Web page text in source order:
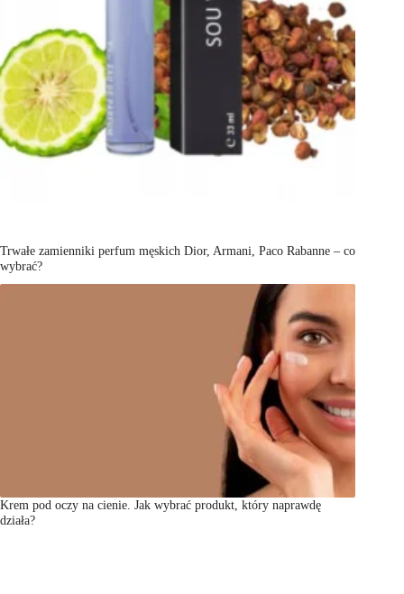
Trwałe zamienniki perfum męskich Dior, Armani, Paco Rabanne – co
wybrać?
Krem pod oczy na cienie. Jak wybrać produkt, który naprawdę
działa?